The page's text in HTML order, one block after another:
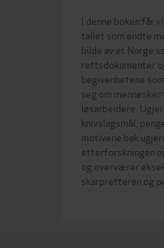
I denne boken får
tallet som endte
bilde av et Norge
rettsdokumenter
begivenhetene
seg om
løsarbeidere.
knivslagsmål,
motivene bak
etterforskningen
og overværer
skarpretteren og